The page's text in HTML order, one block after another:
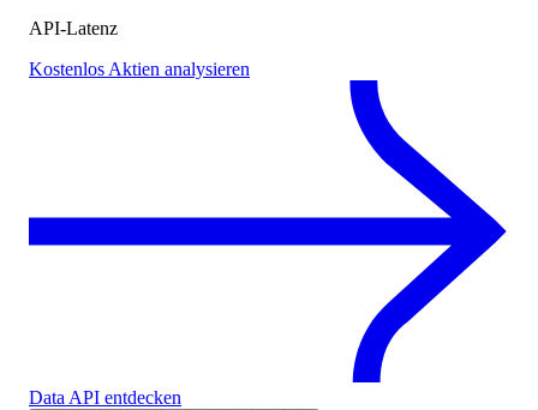
API-Latenz
Kostenlos Aktien analysieren
Data API entdecken